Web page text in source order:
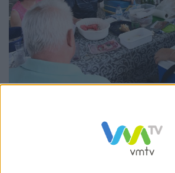
muito bem-estar, muito entusiasmo
Porque a idade não é sinónimo de